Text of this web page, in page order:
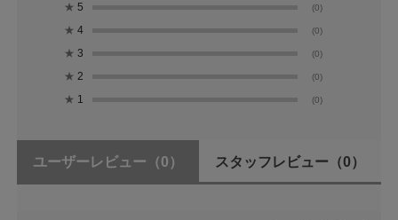
★ 5 (0)
★ 4 (0)
★ 3 (0)
★ 2 (0)
★ 1 (0)
ユーザーレビュー （0） スタッフレビュー （0）